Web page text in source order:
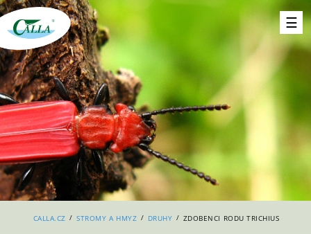
CALLA.CZ / STROMY A HMYZ / DRUHY / ZDOBENCI RODU TRICHIUS